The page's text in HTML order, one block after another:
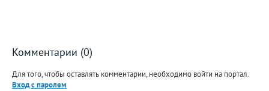
Комментарии (0)
Для того, чтобы оставлять комментарии, необходимо войти на портал.
Вход с паролем